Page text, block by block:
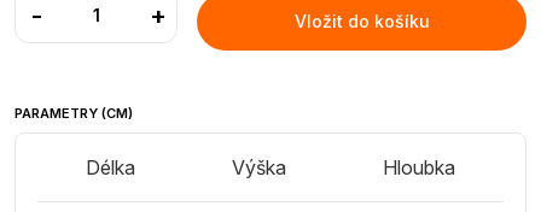
- + Vložit do košíku
PARAMETRY (CM)
Délka Výška Hloubka